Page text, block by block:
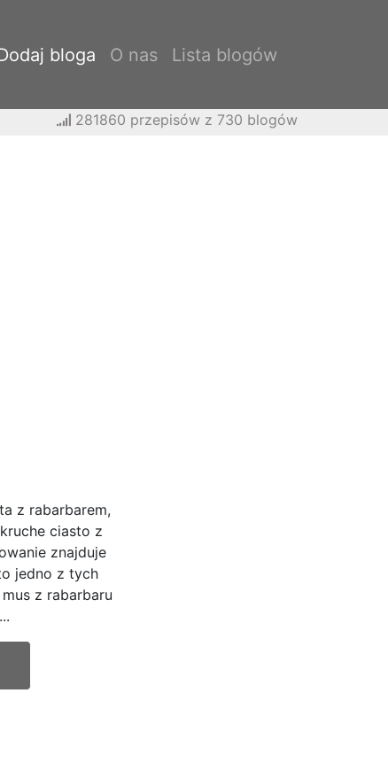
bloga O nas Lista blogów
281860 przepisów z 730 blogów
z rabarbarem,
ciasto z
znajduje
jedno z tych
z rabarbaru